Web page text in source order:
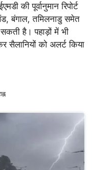
की पूर्वानुमान रिपोर्ट
बंगाल, तमिलनाडु समेत
है। पहाड़ों में भी
को अलर्ट किया